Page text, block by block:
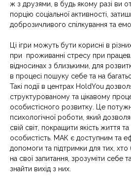
ж з друзями, в будь якому разі ви
порцію соціальної активності,
доброзичливого спілкування та
Ці ігри можуть бути корисні в
при проживанні стресу при
відносинах з близькими, для
в процесі пошуку себе та на
Такі події в центрах HoldYou
структурованому та цікавому
особистісного розвитку. Це
психологічної роботи, який
свій світ, покращити якість життя
особистість. МАК є доступним та
допомоги та підтримки для тих, хто
на свої запитання, зрозуміти себе
знайти вихід з них.